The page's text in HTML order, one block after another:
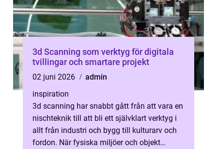
3d Scanning som verktyg för digitala
tvillingar och smartare projekt
02 juni 2026
admin
inspiration
3d scanning har snabbt gått från att vara en
nischteknik till att bli ett självklart verktyg i
allt från industri och bygg till kulturarv och
fordon. När fysiska miljöer och objekt